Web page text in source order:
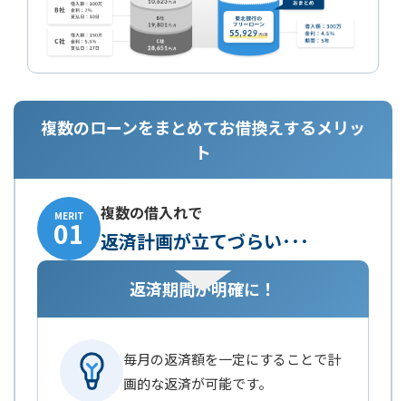
複数のローンをまとめてお借換えするメリッ
ト
MERIT
01
複数の借入れで
返済計画が立てづらい･･･
返済期間が明確に！
毎月の返済額を一定にすることで計
画的な返済が可能です。